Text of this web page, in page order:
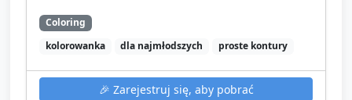
Coloring
kolorowanka
dla najmłodszych proste kontury
🎉 Zarejestruj się, aby pobrać